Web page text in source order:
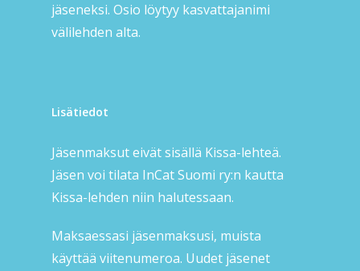
jäseneksi. Osio löytyy kasvattajanimi
välilehden alta.
Lisätiedot
Jäsenmaksut eivät sisällä Kissa-lehteä.
Jäsen voi tilata InCat Suomi ry:n kautta
Kissa-lehden niin halutessaan.
Maksaessasi jäsenmaksusi, muista
käyttää viitenumeroa. Uudet jäsenet